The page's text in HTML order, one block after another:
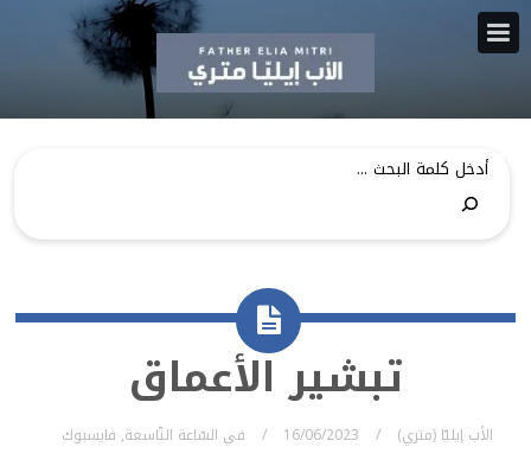
تبشير الأعماق
الأب إيليّا (متري) 16/06/2023 في السّاعة التّاسعة, فايسبوك